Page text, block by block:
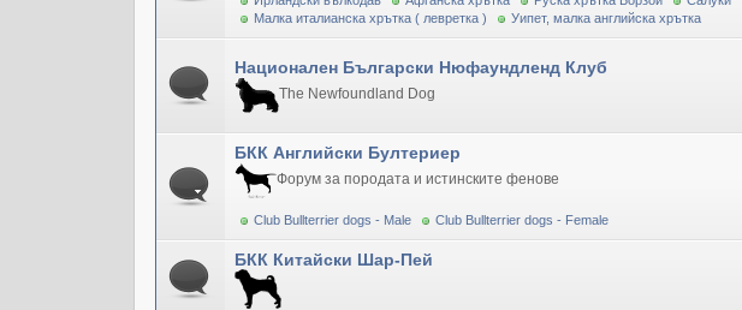
Малка италианска хрътка ( левретка )
Уипет, малка английска хрътка
Национален Български Нюфаундленд Клуб
The Newfoundland Dog
БКК Английски Бултериер
Форум за породата и истинските фенове
Club Bullterrier dogs - Male Club Bullterrier dogs - Female
БКК Китайски Шар-Пей